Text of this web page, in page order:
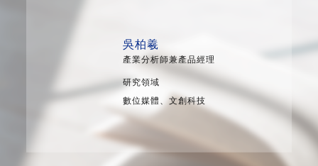
吳柏羲
產業分析師兼產品經理
研究領域
數位媒體、文創科技